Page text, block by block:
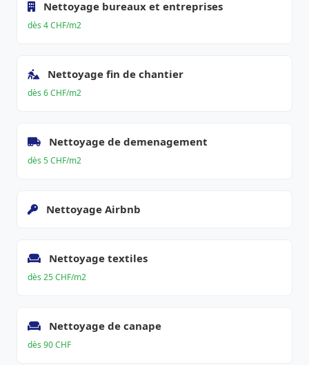
Nettoyage bureaux et entreprises
dès 4 CHF/m2
Nettoyage fin de chantier
dès 6 CHF/m2
Nettoyage de demenagement
dès 5 CHF/m2
Nettoyage Airbnb
Nettoyage textiles
dès 25 CHF/m2
Nettoyage de canape
dès 90 CHF